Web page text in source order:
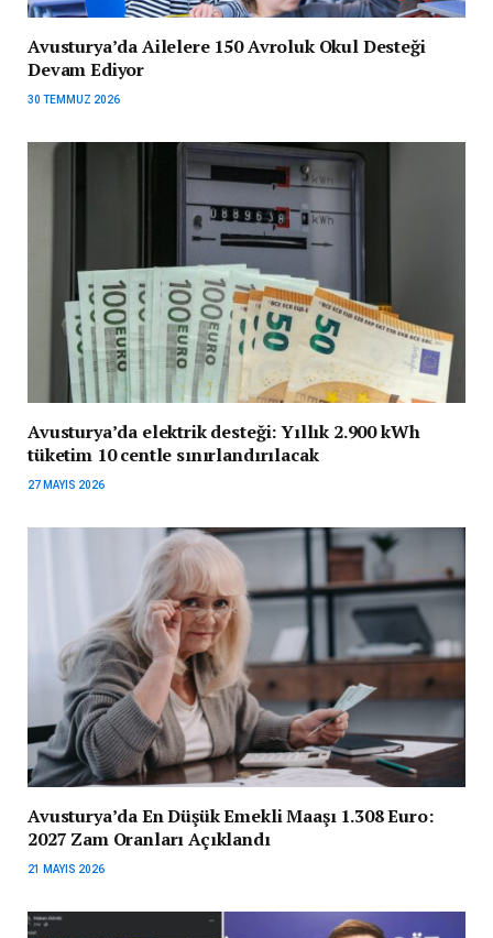
Avusturya’da Ailelere 150 Avroluk Okul Desteği
Devam Ediyor
30 TEMMUZ 2026
Avusturya’da elektrik desteği: Yıllık 2.900 kWh
tüketim 10 centle sınırlandırılacak
27 MAYIS 2026
Avusturya’da En Düşük Emekli Maaşı 1.308 Euro:
2027 Zam Oranları Açıklandı
21 MAYIS 2026